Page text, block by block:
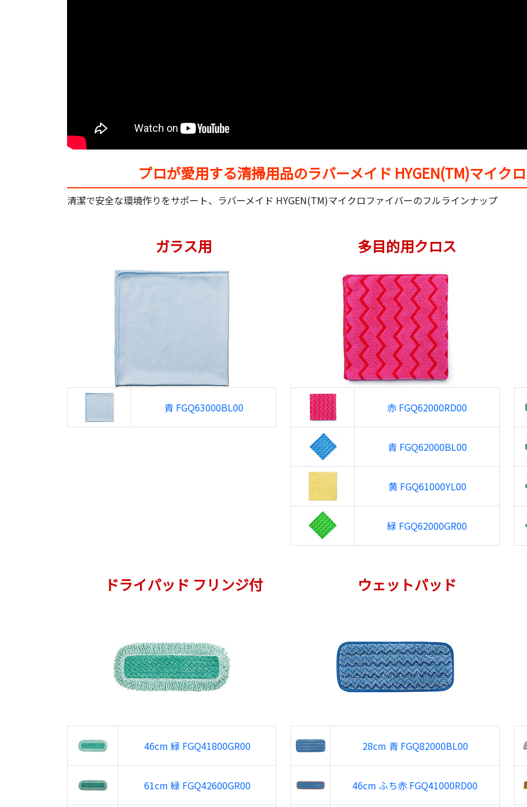
プロが愛用する清掃用品のラバーメイド HYGEN(TM)マイク
清潔で安全な環境作りをサポート、ラバーメイド HYGEN(TM)マイクロファイバーのフルラインナップ
ガラス用
青 FGQ63000BL00
多目的用クロス
赤 FGQ62000RD00
青 FGQ62000BL00
黄 FGQ61000YL00
緑 FGQ62000GR00
ドライパッド フリンジ付
46cm 緑 FGQ41800GR00
61cm 緑 FGQ42600GR00
ウェットパッド
28cm 青 FGQ82000BL00
46cm ふち赤 FGQ41000RD00